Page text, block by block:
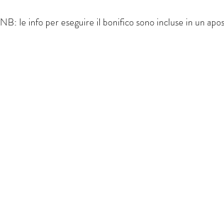
NB: le info per eseguire il bonifico sono incluse in un